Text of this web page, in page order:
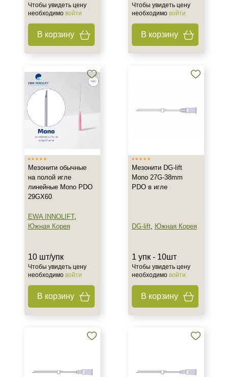
Чтобы увидеть цену
необходимо войти
В корзину
Чтобы увидеть цену
необходимо войти
В корзину
Мезонити обычные
на полой игле
линейные Mono PDO
29GX60
EWA INNOLIFT,
Южная Корея
10 шт/упк
Чтобы увидеть цену
необходимо войти
В корзину
Мезонити DG-lift
Mono 27G-38mm
PDO в игле
DG-lift, Южная Корея
1 упк - 10шт
Чтобы увидеть цену
необходимо войти
В корзину